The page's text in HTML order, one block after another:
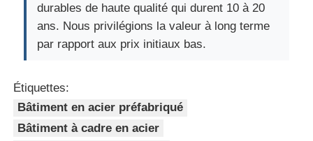
durables de haute qualité qui durent 10 à 20
ans. Nous privilégions la valeur à long terme
par rapport aux prix initiaux bas.
Étiquettes:
Bâtiment en acier préfabriqué
Bâtiment à cadre en acier